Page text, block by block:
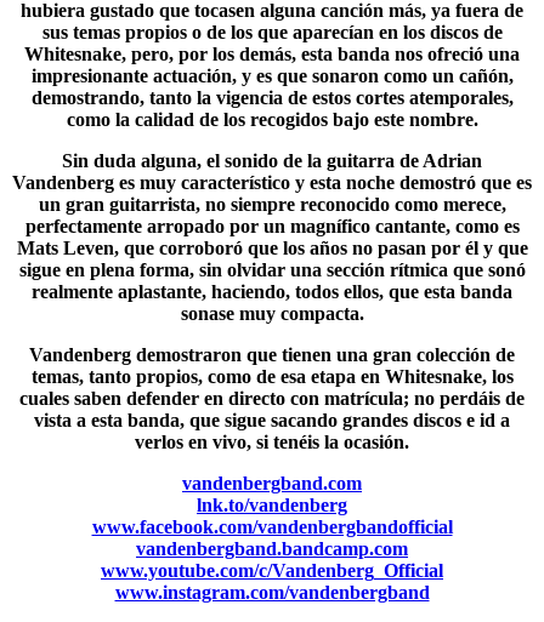
hubiera gustado que tocasen alguna canción más, ya fuera de
sus temas propios o de los que aparecían en los discos de
Whitesnake, pero, por los demás, esta banda nos ofreció una
impresionante actuación, y es que sonaron como un cañón,
demostrando, tanto la vigencia de estos cortes atemporales,
como la calidad de los recogidos bajo este nombre.
Sin duda alguna, el sonido de la guitarra de Adrian
Vandenberg es muy característico y esta noche demostró que es
un gran guitarrista, no siempre reconocido como merece,
perfectamente arropado por un magnífico cantante, como es
Mats Leven, que corroboró que los años no pasan por él y que
sigue en plena forma, sin olvidar una sección rítmica que sonó
realmente aplastante, haciendo, todos ellos, que esta banda
sonase muy compacta.
Vandenberg demostraron que tienen una gran colección de
temas, tanto propios, como de esa etapa en Whitesnake, los
cuales saben defender en directo con matrícula; no perdáis de
vista a esta banda, que sigue sacando grandes discos e id a
verlos en vivo, si tenéis la ocasión.
vandenbergband.com
lnk.to/vandenberg
www.facebook.com/vandenbergbandofficial
vandenbergband.bandcamp.com
www.youtube.com/c/Vandenberg_Official
www.instagram.com/vandenbergband